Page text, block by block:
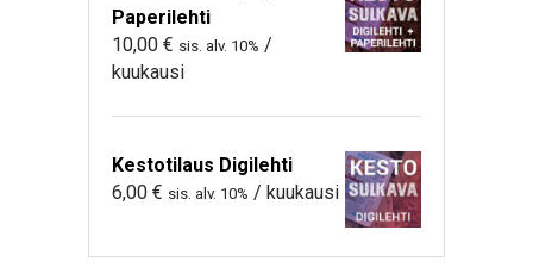
Paperilehti
10,00 € sis. alv. 10% /
kuukausi
Kestotilaus Digilehti
6,00 € sis. alv. 10% / kuukausi